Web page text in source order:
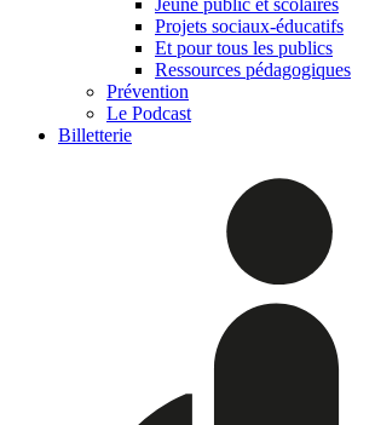
Jeune public et scolaires
Projets sociaux-éducatifs
Et pour tous les publics
Ressources pédagogiques
Prévention
Le Podcast
Billetterie